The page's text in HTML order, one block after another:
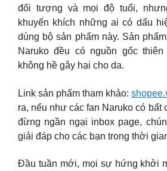
đối tượng và mọi độ tuổi,
khuyến khích những ai có dấu
dùng bộ sản phẩm này. Sản
Naruko đều có nguồn gốc
không hề gây hại cho da.
Link sản phẩm tham khảo:
ra, nếu như các fan Naruko có bất
đừng ngần ngại inbox page,
giải đáp cho các bạn trong thời
Đầu tuần mới, mọi sự hứng khởi